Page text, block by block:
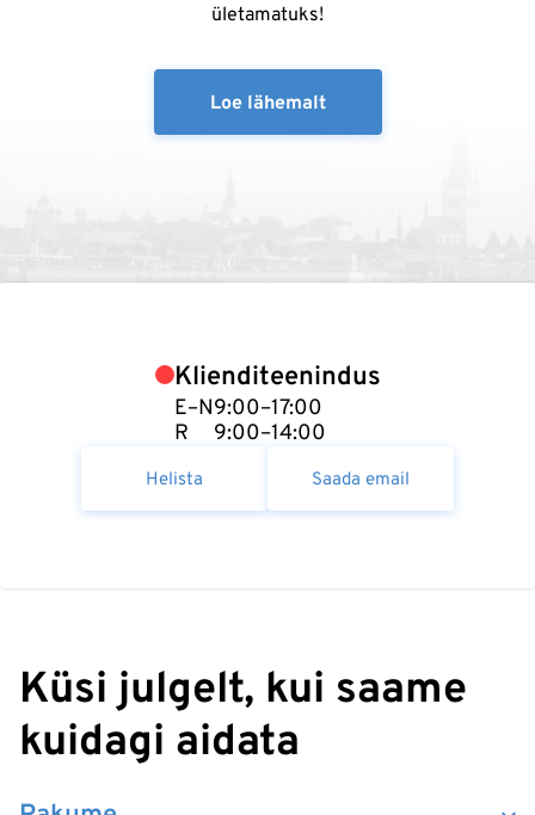
ületamatuks!
Loe lähemalt
Klienditeenindus
E–N
R
9:00–17:00
9:00–14:00
Helista Saada email
Küsi julgelt, kui saame
kuidagi aidata